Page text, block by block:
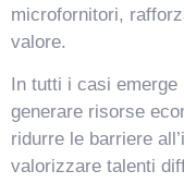
microfornitori,
valore.
In tutti i casi
generare risorse
ridurre le barriere
valorizzare talenti